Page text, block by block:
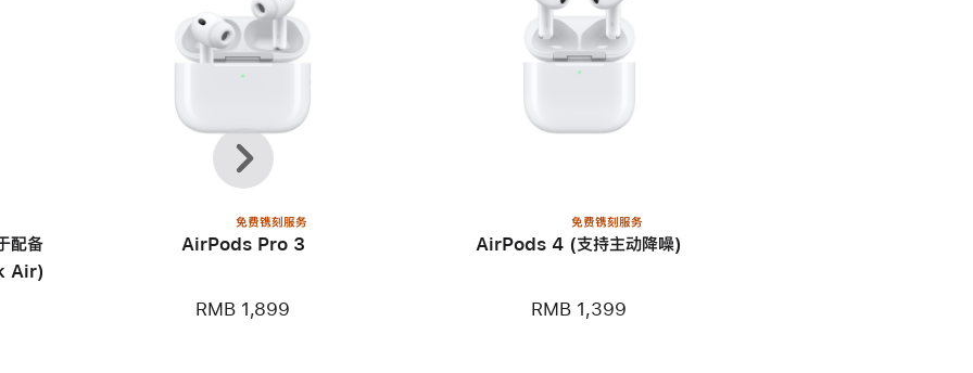
配备
Air)
免费镌刻服务
AirPods Pro 3
RMB 1,899
免费镌刻服务
AirPods 4 (支持主动降噪)
RMB 1,399
上
一
个
下
一
个